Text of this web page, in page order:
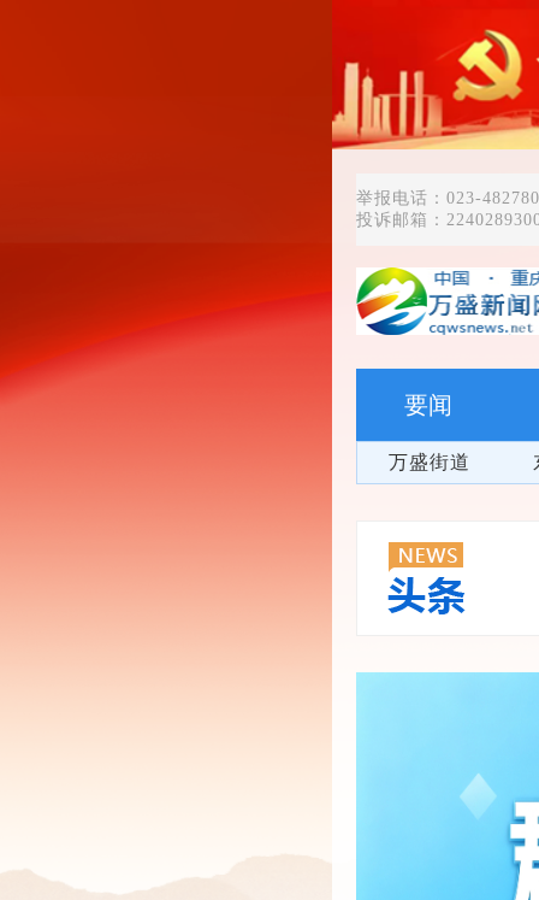
举报电话：023-
投诉邮箱：
要闻
万盛街道